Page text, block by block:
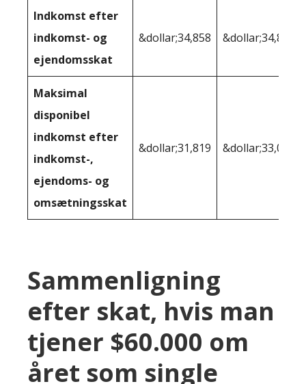
Indkomst efter
indkomst- og
ejendomsskat
&dollar;34,858 &dollar;34,803
Maksimal
disponibel
indkomst efter
indkomst-,
ejendoms- og
omsætningsskat
&dollar;31,819 &dollar;33,076
Sammenligning
efter skat, hvis man
tjener $60.000 om
året som single